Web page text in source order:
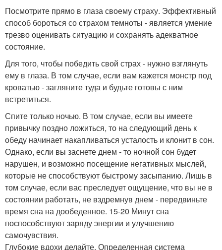
Посмотрите прямо в глаза своему страху. Эффективный
способ бороться со страхом темноты - является умение
трезво оценивать ситуацию и сохранять адекватное
состояние.
Для того, чтобы победить свой страх - нужно взглянуть
ему в глаза. В том случае, если вам кажется монстр под
кроватью - загляните туда и будьте готовы с ним
встретиться.
Спите только ночью. В том случае, если вы имеете
привычку поздно ложиться, то на следующий день к
обеду начинает накапливаться усталость и клонит в сон.
Однако, если вы заснете днем - то ночной сон будет
нарушен, и возможно посещение негативных мыслей,
которые не способствуют быстрому засыпанию. Лишь в
том случае, если вас преследует ощущение, что вы не в
состоянии работать, не вздремнув днем - передвиньте
время сна на дообеденное. 15-20 Минут сна
поспособствуют заряду энергии и улучшению
самочувствия.
Глубокие вдохи делайте. Определенная система